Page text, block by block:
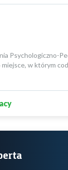
Psychologiczno-
w którym